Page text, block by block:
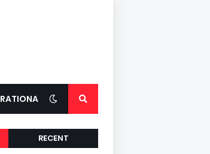
RATIONALITY
RECENT